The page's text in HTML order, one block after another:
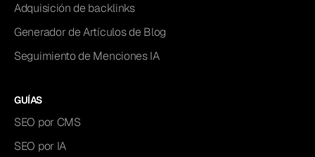
Adquisición de backlinks
Generador de Artículos de Blog
Seguimiento de Menciones IA
GUÍAS
SEO por CMS
SEO por IA